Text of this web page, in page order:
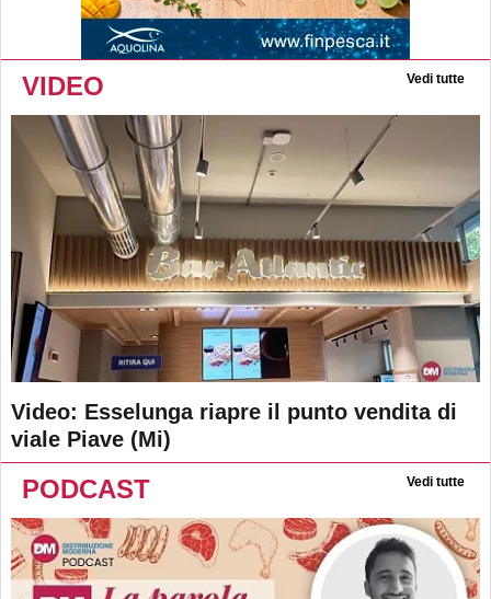
VIDEO Vedi tutte
Video: Esselunga riapre il punto vendita di
viale Piave (Mi)
PODCAST Vedi tutte